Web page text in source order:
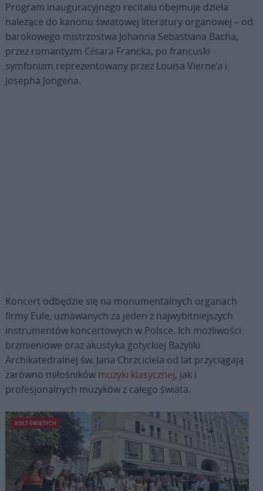
Program inauguracyjnego recitalu obejmuje dzieła
należące do kanonu światowej literatury organowej – od
barokowego mistrzostwa Johanna Sebastiana Bacha,
przez romantyzm Césara Francka, po francuski
symfonizm reprezentowany przez Louisa Vierne’a i
Josepha Jongena.
Koncert odbędzie się na monumentalnych organach
firmy Eule, uznawanych za jeden z najwybitniejszych
instrumentów koncertowych w Polsce. Ich możliwości
brzmieniowe oraz akustyka gotyckiej Bazyliki
Archikatedralnej św. Jana Chrzciciela od lat przyciągają
zarówno miłośników muzyki klasycznej, jak i
profesjonalnych muzyków z całego świata.
KULT ŚWIĘTYCH